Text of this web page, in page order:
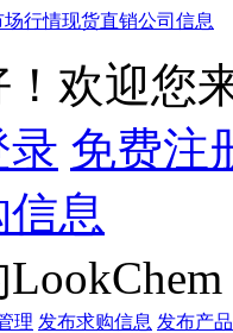
场行情现货直销公司信息
欢迎您
录 免费注
息
理 发布求购信息 发布产